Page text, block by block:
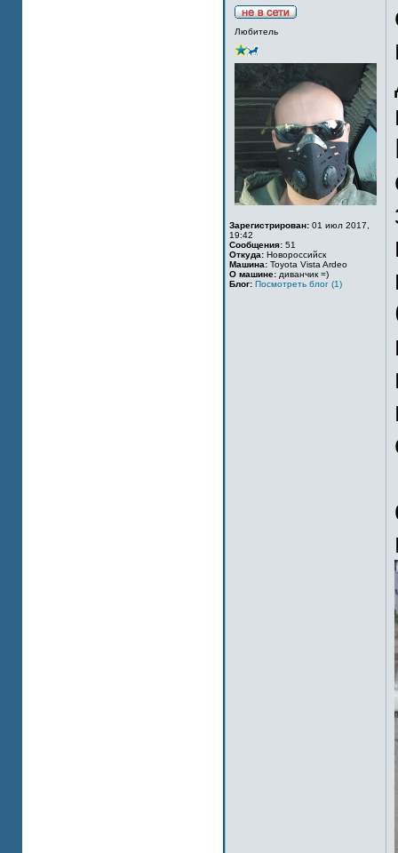
Любитель
Зарегистрирован: 01 июл 2017,
19:42
Сообщения: 51
Откуда: Новороссийск
Машина: Toyota Vista Ardeo
О машине: диванчик =)
Блог: Посмотреть блог (1)